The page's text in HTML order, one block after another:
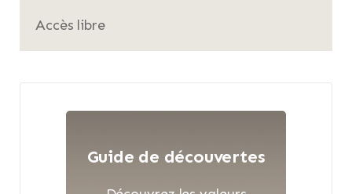
Accès libre
Guide de découvertes